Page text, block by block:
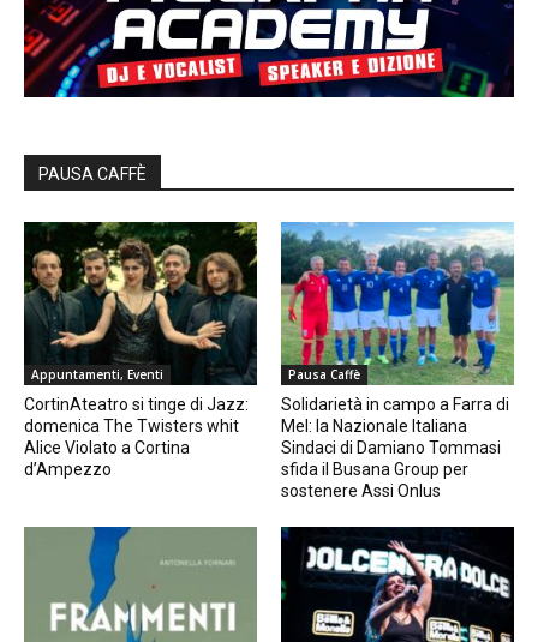
PAUSA CAFFÈ
Appuntamenti, Eventi
CortinAteatro si tinge di Jazz:
domenica The Twisters whit
Alice Violato a Cortina
d’Ampezzo
Pausa Caffè
Solidarietà in campo a Farra di
Mel: la Nazionale Italiana
Sindaci di Damiano Tommasi
sfida il Busana Group per
sostenere Assi Onlus